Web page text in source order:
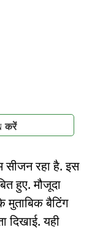
करें
सीजन रहा है. इस
हुए. मौजूदा
मुताबिक बैटिंग
दिखाई. यही